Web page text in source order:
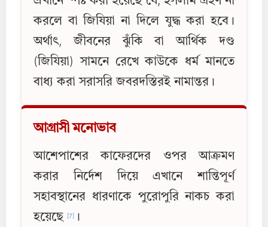
করলে বা জিযিয়া না দিলে যুদ্ধ করা হবে।
অর্থাৎ, জীবনের ঝুঁকি বা আর্থিক দণ্ড
(জিযিয়া) সামনে রেখে কাউকে ধর্ম মানতে
বাধ্য করা সরাসরি জবরদস্তিরই নামান্তর।
আগ্রাসী মনোভাব
আশেপাশের কাফেরদের ওপর আক্রমণ
করার নির্দেশ দিয়ে এখানে শান্তিপূর্ণ
সহাবস্থানের ধারণাকে পুরোপুরি নাকচ করা
হয়েছে
[7] ।